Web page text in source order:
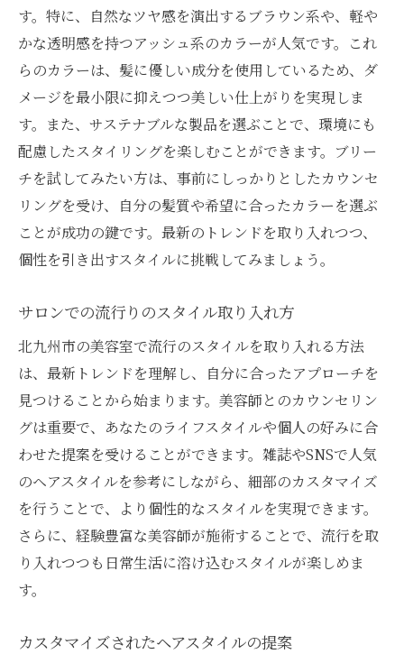
す。特に、自然なツヤ感を演出するブラウン系や、軽や
かな透明感を持つアッシュ系のカラーが人気です。これ
らのカラーは、髪に優しい成分を使用しているため、ダ
メージを最小限に抑えつつ美しい仕上がりを実現しま
す。また、サステナブルな製品を選ぶことで、環境にも
配慮したスタイリングを楽しむことができます。ブリー
チを試してみたい方は、事前にしっかりとしたカウンセ
リングを受け、自分の髪質や希望に合ったカラーを選ぶ
ことが成功の鍵です。最新のトレンドを取り入れつつ、
個性を引き出すスタイルに挑戦してみましょう。
サロンでの流行りのスタイル取り入れ方
北九州市の美容室で流行のスタイルを取り入れる方法
は、最新トレンドを理解し、自分に合ったアプローチを
見つけることから始まります。美容師とのカウンセリン
グは重要で、あなたのライフスタイルや個人の好みに合
わせた提案を受けることができます。雑誌やSNSで人気
のヘアスタイルを参考にしながら、細部のカスタマイズ
を行うことで、より個性的なスタイルを実現できます。
さらに、経験豊富な美容師が施術することで、流行を取
り入れつつも日常生活に溶け込むスタイルが楽しめま
す。
カスタマイズされたヘアスタイルの提案